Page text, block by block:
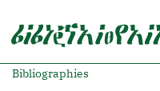
Bibliographies